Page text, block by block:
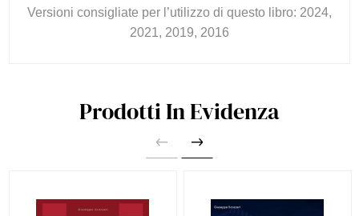
Versioni consigliate per l’utilizzo di questo libro: 2024,
2021, 2019, 2016
Prodotti In Evidenza